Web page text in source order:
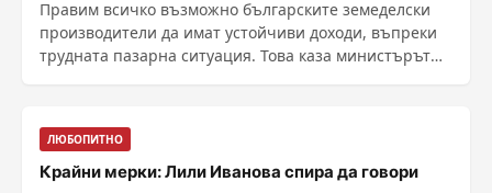
Правим всичко възможно българските земеделски
производители да имат устойчиви доходи, въпреки
трудната пазарна ситуация. Това каза министърът
ЛЮБОПИТНО
Крайни мерки: Лили Иванова спира да говори